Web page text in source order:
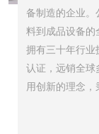
备制造的企业
料到成品设备的
拥有三十年行业
认证，远销全球
用创新的理念，